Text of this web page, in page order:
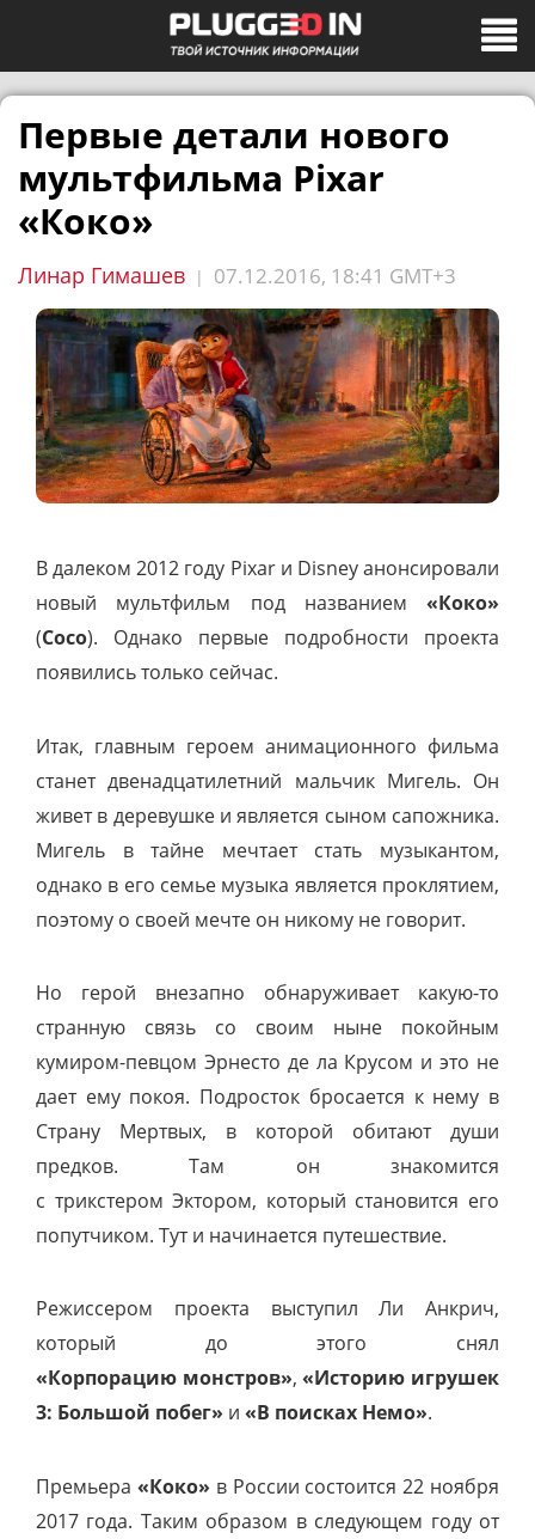
Первые детали нового
мультфильма Pixar
«Коко»
Линар Гимашев | 07.12.2016, 18:41 GMT+3
В далеком 2012 году Pixar и Disney анонсировали
новый мультфильм под названием «Коко»
(Coco). Однако первые подробности проекта
появились только сейчас.
Итак, главным героем анимационного фильма
станет двенадцатилетний мальчик Мигель. Он
живет в деревушке и является сыном сапожника.
Мигель в тайне мечтает стать музыкантом,
однако в его семье музыка является проклятием,
поэтому о своей мечте он никому не говорит.
Но герой внезапно обнаруживает какую-то
странную связь со своим ныне покойным
кумиром-певцом Эрнесто де ла Крусом и это не
дает ему покоя. Подросток бросается к нему в
Страну Мертвых, в которой обитают души
предков. Там он знакомится
с трикстером Эктором, который становится его
попутчиком. Тут и начинается путешествие.
Режиссером проекта выступил Ли Анкрич,
который до этого снял
«Корпорацию монстров»,«Историю игрушек
3: Большой побег» и «В поисках Немо».
Премьера «Коко» в России состоится 22 ноября
2017 года. Таким образом в следующем году от